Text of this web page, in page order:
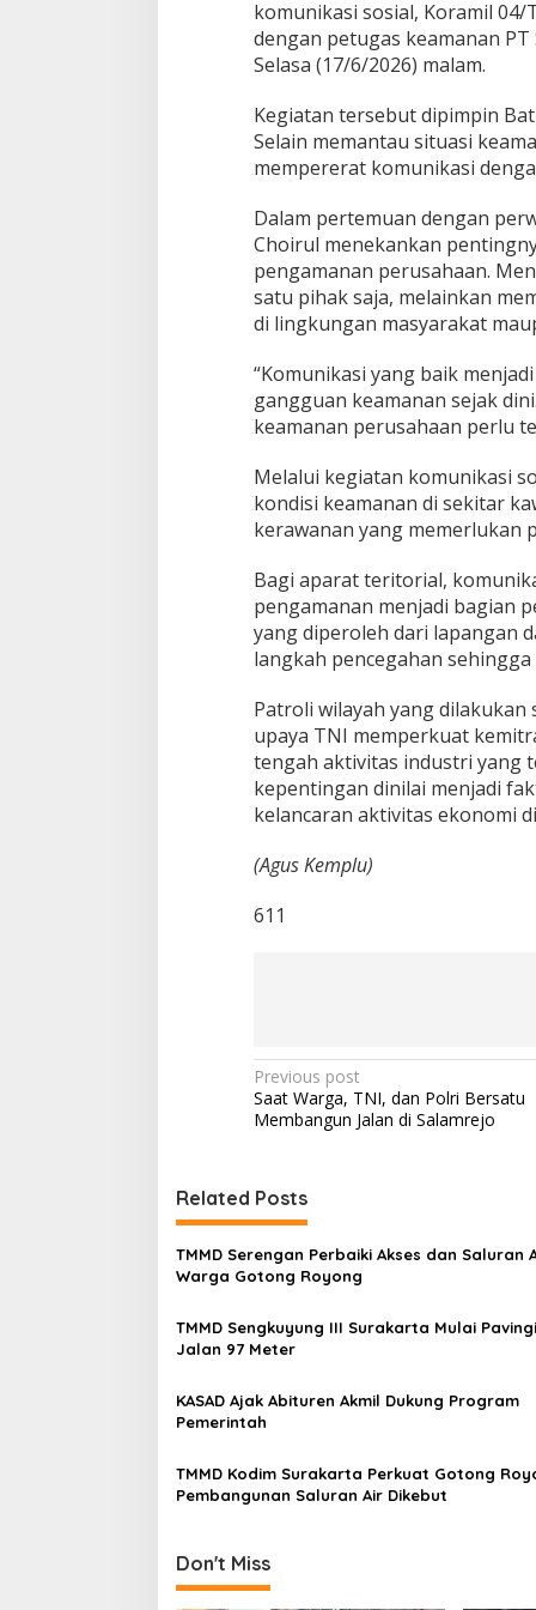
komunikasi sosial, Koramil
dengan petugas keamanan PT
Selasa (17/6/2026) malam.
Kegiatan tersebut dipimpin
Selain memantau situasi
mempererat komunikasi
Dalam pertemuan dengan
Choirul menekankan
pengamanan perusahaan.
satu pihak saja, melainkan
di lingkungan masyarakat
“Komunikasi yang baik
gangguan keamanan sejak
keamanan perusahaan perlu
Melalui kegiatan komunikasi
kondisi keamanan di sekitar
kerawanan yang memerlukan
Bagi aparat teritorial,
pengamanan menjadi bagian
yang diperoleh dari lapangan
langkah pencegahan
Patroli wilayah yang
upaya TNI memperkuat
tengah aktivitas industri yang
kepentingan dinilai menjadi
kelancaran aktivitas ekonomi
(Agus Kemplu)
611
P
o
t
n
a
v
i
g
a
t
o
Previous post
Saat Warga, TNI, dan Polri Bersatu
Membangun Jalan di Salamrejo
Related Posts
TMMD Serengan Perbaiki Akses dan Saluran
Warga Gotong Royong
TMMD Sengkuyung III Surakarta Mulai
Jalan 97 Meter
KASAD Ajak Abituren Akmil Dukung Program
Pemerintah
TMMD Kodim Surakarta Perkuat Gotong
Pembangunan Saluran Air Dikebut
Don't Miss